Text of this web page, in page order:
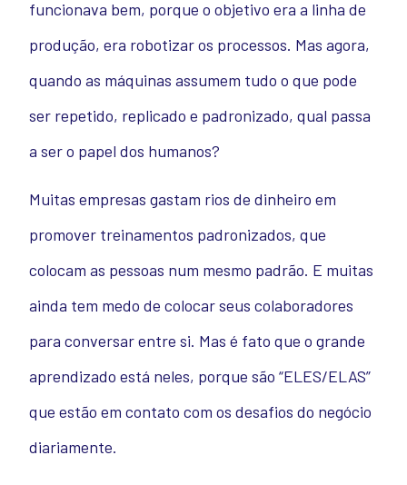
funcionava bem, porque o objetivo era a linha de
produção, era robotizar os processos. Mas agora,
quando as máquinas assumem tudo o que pode
ser repetido, replicado e padronizado, qual passa
a ser o papel dos humanos?
Muitas empresas gastam rios de dinheiro em
promover treinamentos padronizados, que
colocam as pessoas num mesmo padrão. E muitas
ainda tem medo de colocar seus colaboradores
para conversar entre si. Mas é fato que o grande
aprendizado está neles, porque são “ELES/ELAS”
que estão em contato com os desafios do negócio
diariamente.